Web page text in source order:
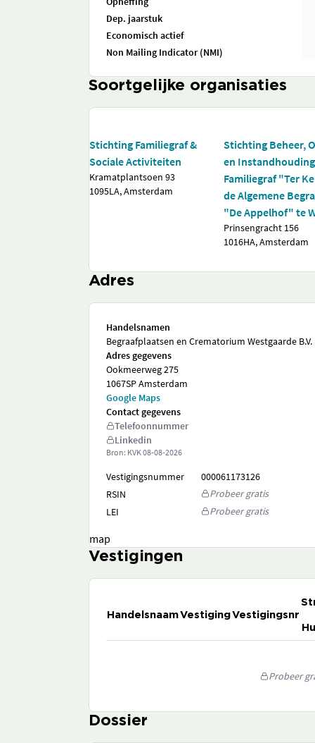
Dep. jaarstuk
Economisch actief
Non Mailing Indicator (NMI)
Soortgelijke organisaties
Stichting Familiegraf &
Sociale Activiteiten
Kramatplantsoen 93
1095LA, Amsterdam
Stichting Beheer,
en Instandhouding
Familiegraf "Ter
de Algemene
"De Appelhof" te
Prinsengracht 156
1016HA, Amsterdam
Adres
Handelsnamen
Begraafplaatsen en Crematorium Westgaarde B.V.
Adres gegevens
Ookmeerweg 275
1067SP Amsterdam
Google Maps
Contact gegevens
Telefoonnummer
Linkedin
Bron: KVK08-08-2026
Vestigingsnummer
000061173126
RSIN
Probeer gratis
LEI
Probeer gratis
map
Vestigingen
HandelsnaamVestigingVestigingsnr
Probeer
Dossier